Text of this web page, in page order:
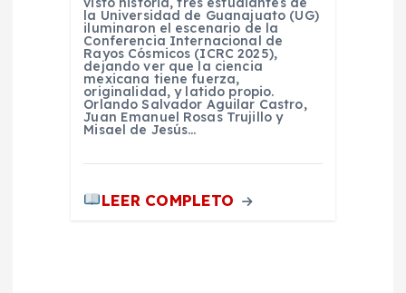
la Universidad de Guanajuato (UG)
iluminaron el escenario de la
Conferencia Internacional de
Rayos Cósmicos (ICRC 2025),
dejando ver que la ciencia
mexicana tiene fuerza,
originalidad, y latido propio.
Orlando Salvador Aguilar Castro,
Juan Emanuel Rosas Trujillo y
Misael de Jesús…
LEER COMPLETO